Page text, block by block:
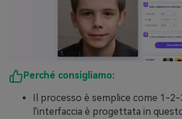
Perché consigliamo:
Il processo è semplice come 1-
l'interfaccia è progettata in